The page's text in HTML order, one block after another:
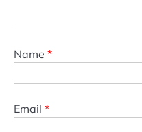
Name *
Email *